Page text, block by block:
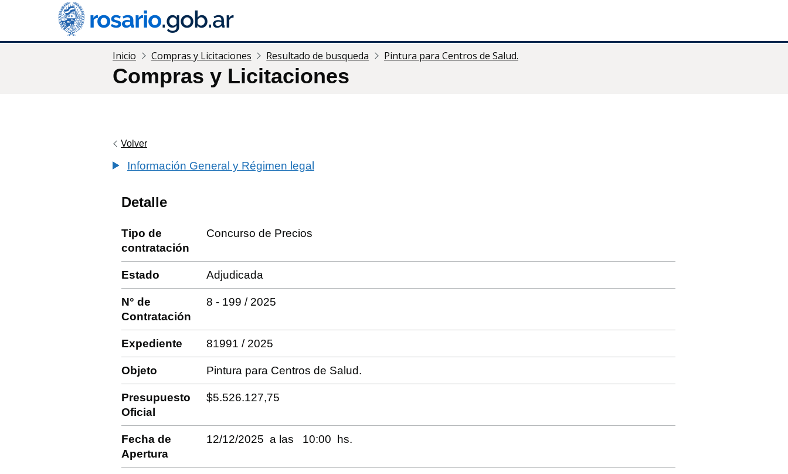
Inicio Compras y Licitaciones Resultado de busqueda Pintura para Centros de Salud.
Compras y Licitaciones
Volver
Información General y Régimen legal
Detalle
Tipo de
contratación
Concurso de Precios
Estado Adjudicada
N° de
Contratación
8 - 199 / 2025
Expediente 81991 / 2025
Objeto Pintura para Centros de Salud.
Presupuesto
Oficial
$5.526.127,75
Fecha de
Apertura
12/12/2025 a las 10:00 hs.